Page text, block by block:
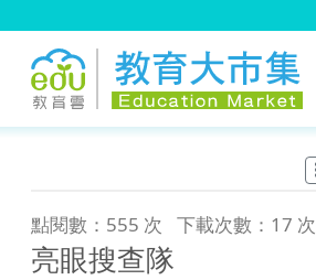
點閱數：555 次 下載次數：17 次
亮眼搜查隊